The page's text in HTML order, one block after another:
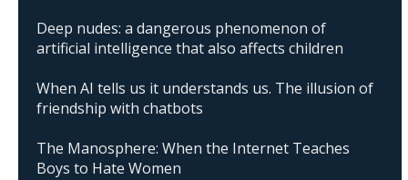
Deep nudes: a dangerous phenomenon of
artificial intelligence that also affects children
When AI tells us it understands us. The illusion of
friendship with chatbots
The Manosphere: When the Internet Teaches
Boys to Hate Women